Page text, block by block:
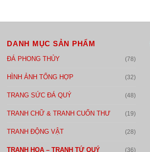
DANH MỤC SẢN PHẨM
ĐÁ PHONG THỦY (78)
HÌNH ẢNH TỔNG HỢP (32)
TRANG SỨC ĐÁ QUÝ (48)
TRANH CHỮ & TRANH CUỐN THƯ (19)
TRANH ĐỘNG VẬT (28)
TRANH HOA – TRANH TỨ QUÝ (36)